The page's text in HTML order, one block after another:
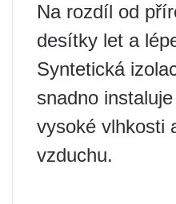
Na rozdíl od
desítky let a
Syntetická
snadno
vysoké vlhkosti
vzduchu.